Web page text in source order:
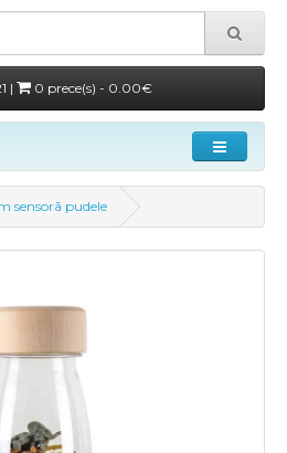
| 0 prece(s) - 0.00€
sensorā pudele